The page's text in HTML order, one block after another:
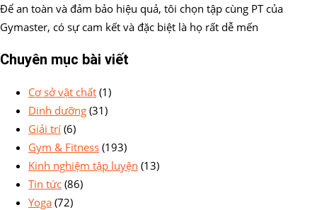
Để an toàn và đảm bảo hiệu quả, tôi chọn tập cùng PT của
Gymaster, có sự cam kết và đặc biệt là họ rất dễ mến
Chuyên mục bài viết
Cơ sở vật chất (1)
Dinh dưỡng (31)
Giải trí (6)
Gym & Fitness (193)
Kinh nghiệm tập luyện (13)
Tin tức (86)
Yoga (72)